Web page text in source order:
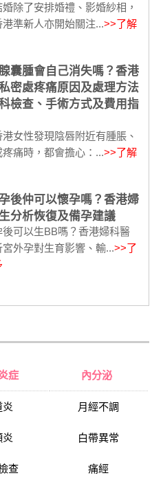
除了安排婚禮、影婚紗相，
港準新人亦開始關注...>>了解
囊腫會自己消失嗎？香港
密處疼痛原因及處理方法
科檢查、手術方式及費用指
港女性發現陰唇附近有腫脹、
疼痛時，都會擔心：...>>了解
後仲可以懷孕嗎？香港婦
分析恢復及備孕建議
後可以生BB嗎？香港婦科醫
宮外孕對生育影響、輸...>>了
症
炎
炎
查
內分泌
月經不調
白帶異常
痛經